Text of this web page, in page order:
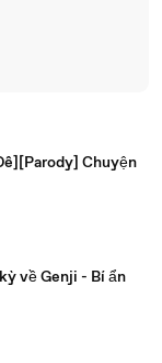
Chuyện
về Genji - Bí ẩn